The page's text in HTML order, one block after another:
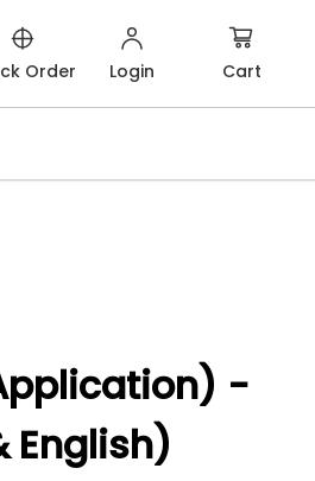
Order Login Cart
-
English)